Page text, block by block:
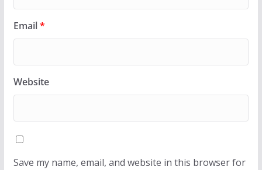
Email*
Website
Save my name, email, and website in this browser for